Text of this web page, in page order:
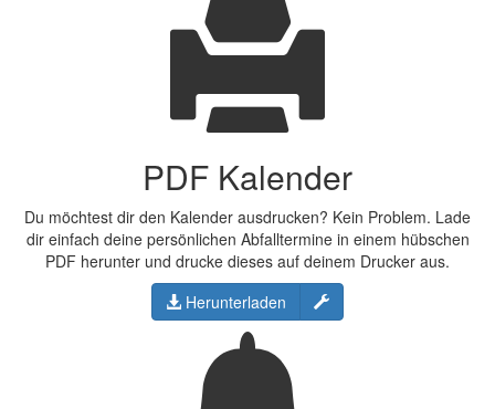
PDF Kalender
Du möchtest dir den Kalender ausdrucken? Kein Problem. Lade
dir einfach deine persönlichen Abfalltermine in einem hübschen
PDF herunter und drucke dieses auf deinem Drucker aus.
Herunterladen
Konfigurieren